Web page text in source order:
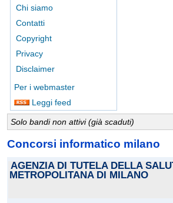
Chi siamo
Contatti
Copyright
Privacy
Disclaimer
Per i webmaster
Leggi feed
Solo bandi non attivi (già scaduti)
Concorsi informatico milano
AGENZIA DI TUTELA DELLA
METROPOLITANA DI MILANO